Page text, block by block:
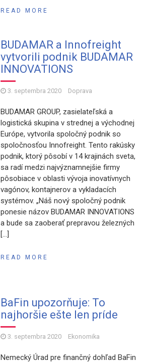
READ MORE
BUDAMAR a Innofreight
vytvorili podnik BUDAMAR
INNOVATIONS
3. septembra 2020 Doprava
BUDAMAR GROUP, zasielateľská a
logistická skupina v strednej a východnej
Európe, vytvorila spoločný podnik so
spoločnosťou Innofreight. Tento rakúsky
podnik, ktorý pôsobí v 14 krajinách sveta,
sa radí medzi najvýznamnejšie firmy
pôsobiace v oblasti vývoja inovatívnych
vagónov, kontajnerov a vykladacích
systémov. „Náš nový spoločný podnik
ponesie názov BUDAMAR INNOVATIONS
a bude sa zaoberať prepravou železných
[…]
READ MORE
BaFin upozorňuje: To
najhoršie ešte len príde
3. septembra 2020 Ekonomika
Nemecký Úrad pre finančný dohľad BaFin